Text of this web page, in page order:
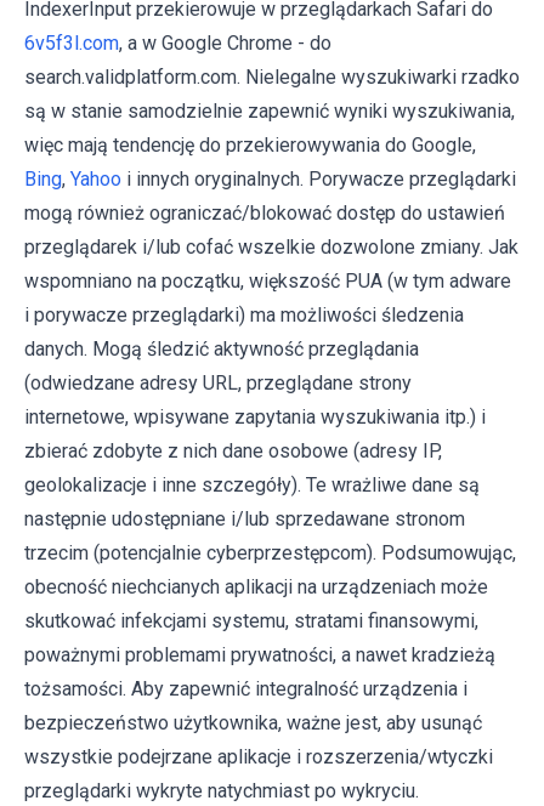
IndexerInput przekierowuje w przeglądarkach Safari do
6v5f3l.com, a w Google Chrome - do
search.validplatform.com. Nielegalne wyszukiwarki rzadko
są w stanie samodzielnie zapewnić wyniki wyszukiwania,
więc mają tendencję do przekierowywania do Google,
Bing, Yahoo i innych oryginalnych. Porywacze przeglądarki
mogą również ograniczać/blokować dostęp do ustawień
przeglądarek i/lub cofać wszelkie dozwolone zmiany. Jak
wspomniano na początku, większość PUA (w tym adware
i porywacze przeglądarki) ma możliwości śledzenia
danych. Mogą śledzić aktywność przeglądania
(odwiedzane adresy URL, przeglądane strony
internetowe, wpisywane zapytania wyszukiwania itp.) i
zbierać zdobyte z nich dane osobowe (adresy IP,
geolokalizacje i inne szczegóły). Te wrażliwe dane są
następnie udostępniane i/lub sprzedawane stronom
trzecim (potencjalnie cyberprzestępcom). Podsumowując,
obecność niechcianych aplikacji na urządzeniach może
skutkować infekcjami systemu, stratami finansowymi,
poważnymi problemami prywatności, a nawet kradzieżą
tożsamości. Aby zapewnić integralność urządzenia i
bezpieczeństwo użytkownika, ważne jest, aby usunąć
wszystkie podejrzane aplikacje i rozszerzenia/wtyczki
przeglądarki wykryte natychmiast po wykryciu.